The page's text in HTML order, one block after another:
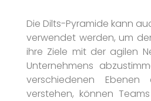
Die Dilts-Pyramide kann
verwendet werden, um
ihre Ziele mit der agilen
Unternehmens
verschiedenen Ebenen
verstehen, können